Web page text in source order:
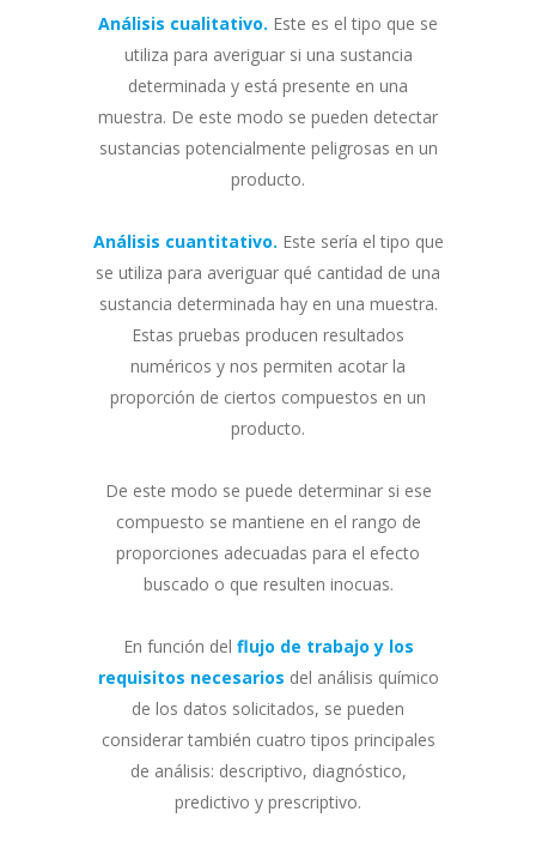
Análisis cualitativo. Este es el tipo que se
utiliza para averiguar si una sustancia
determinada y está presente en una
muestra. De este modo se pueden detectar
sustancias potencialmente peligrosas en un
producto.
Análisis cuantitativo. Este sería el tipo que
se utiliza para averiguar qué cantidad de una
sustancia determinada hay en una muestra.
Estas pruebas producen resultados
numéricos y nos permiten acotar la
proporción de ciertos compuestos en un
producto.
De este modo se puede determinar si ese
compuesto se mantiene en el rango de
proporciones adecuadas para el efecto
buscado o que resulten inocuas.
En función del flujo de trabajo y los
requisitos necesarios del análisis químico
de los datos solicitados, se pueden
considerar también cuatro tipos principales
de análisis: descriptivo, diagnóstico,
predictivo y prescriptivo.